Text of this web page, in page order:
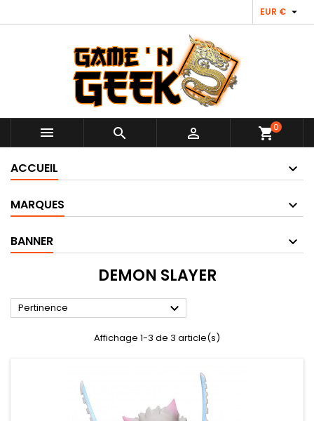
EUR € 
   shopping_cart0
ACCUEIL
MARQUES
BANNER
DEMON SLAYER
Pertinence 
Affichage 1-3 de 3 article(s)